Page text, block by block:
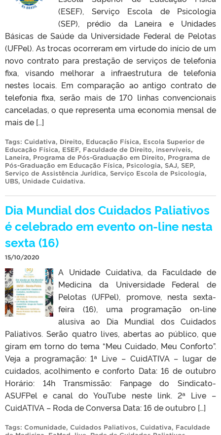
(ESEF), Serviço Escola de Psicologia
(SEP), prédio da Laneira e Unidades
Básicas de Saúde da Universidade Federal de Pelotas
(UFPel). As trocas ocorreram em virtude do início de um
novo contrato para prestação de serviços de telefonia
fixa, visando melhorar a infraestrutura de telefonia
nestes locais. Em comparação ao antigo contrato de
telefonia fixa, serão mais de 170 linhas convencionais
canceladas, o que representa uma economia mensal de
mais de […]
Tags: Cuidativa, Direito, Educação Física, Escola Superior de
Educação Física, ESEF, Faculdade de Direito, inservíveis,
Laneira, Programa de Pós-Graduação em Direito, Programa de
Pós-Graduação em Educação Física, Psicologia, SAJ, SEP,
Serviço de Assistência Jurídica, Serviço Escola de Psicologia,
UBS, Unidade Cuidativa.
Dia Mundial dos Cuidados Paliativos
é celebrado em evento on-line nesta
sexta (16)
15/10/2020
A Unidade Cuidativa, da Faculdade de
Medicina da Universidade Federal de
Pelotas (UFPel), promove, nesta sexta-
feira (16), uma programação on-line
alusiva ao Dia Mundial dos Cuidados
Paliativos. Serão quatro lives, abertas ao público, que
giram em torno do tema “Meu Cuidado, Meu Conforto”.
Veja a programação: 1ª Live – CuidATIVA – lugar de
cuidados, acolhimento e conforto Data: 16 de outubro
Horário: 14h Transmissão: Fanpage do Sindicato-
ASUFPel e canal do YouTube neste link. 2ª Live –
CuidATIVA – Roda de Conversa Data: 16 de outubro […]
Tags: Comunidade, Cuidados Paliativos, Cuidativa, Faculdade